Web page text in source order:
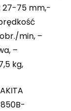
27-75 mm,-
min, –
–
kg,